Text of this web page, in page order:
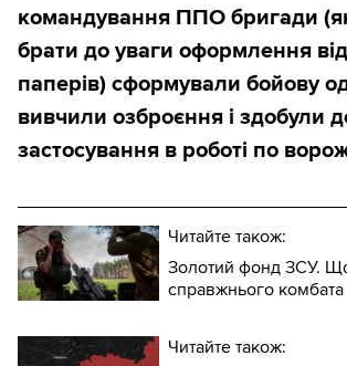
командування ППО бригади
брати до уваги оформлення
паперів) сформували бойову
вивчили озброєння і здобули
застосування в роботі по
Читайте також:
Золотий фонд ЗСУ.
справжнього комбата
Читайте також: